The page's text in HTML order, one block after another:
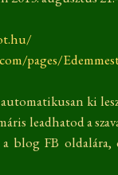
pages/
ki
leadhatod a
blog FB